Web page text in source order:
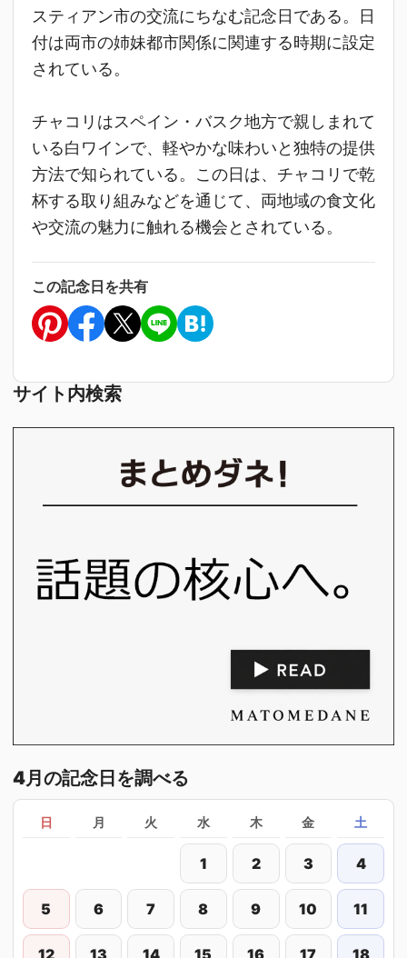
スティアン市の交流にちなむ記念日である。日
付は両市の姉妹都市関係に関連する時期に設定
されている。
チャコリはスペイン・バスク地方で親しまれて
いる白ワインで、軽やかな味わいと独特の提供
方法で知られている。この日は、チャコリで乾
杯する取り組みなどを通じて、両地域の食文化
や交流の魅力に触れる機会とされている。
この記念日を共有
サイト内検索
4月の記念日を調べる
日 月 火 水 木 金 土
1 2 3 4
5 6 7 8 9 10 11
12 13 14 15 16 17 18